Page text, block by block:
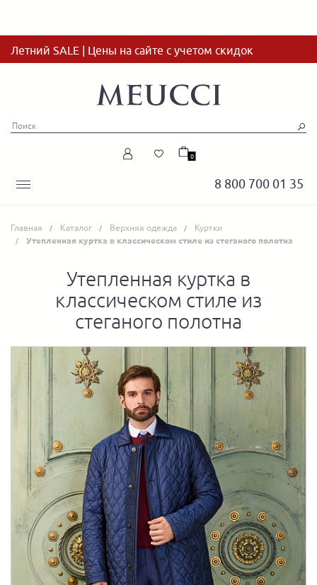
Летний SALE | Цены на сайте с учетом скидок
8 800 700 01 35
0
Главная Каталог Верхняя одежда Куртки
Утепленная куртка в классическом стиле из стеганого полотна
Утепленная куртка в
классическом стиле из
стеганого полотна